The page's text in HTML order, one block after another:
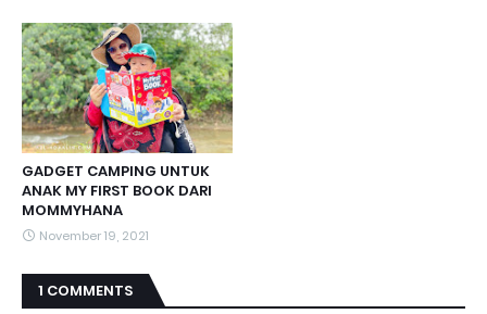
GADGET CAMPING UNTUK
ANAK MY FIRST BOOK DARI
MOMMYHANA
November 19, 2021
1 COMMENTS